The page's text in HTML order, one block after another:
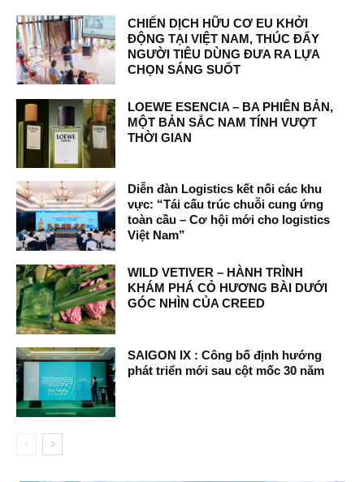
CHIẾN DỊCH HỮU CƠ EU KHỞI
ĐỘNG TẠI VIỆT NAM, THÚC ĐẨY
NGƯỜI TIÊU DÙNG ĐƯA RA LỰA
CHỌN SÁNG SUỐT
LOEWE ESENCIA – BA PHIÊN BẢN,
MỘT BẢN SẮC NAM TÍNH VƯỢT
THỜI GIAN
Diễn đàn Logistics kết nối các khu
vực: “Tái cấu trúc chuỗi cung ứng
toàn cầu – Cơ hội mới cho logistics
Việt Nam”
WILD VETIVER – HÀNH TRÌNH
KHÁM PHÁ CỎ HƯƠNG BÀI DƯỚI
GÓC NHÌN CỦA CREED
SAIGON IX : Công bố định hướng
phát triển mới sau cột mốc 30 năm